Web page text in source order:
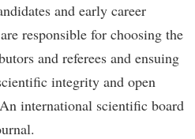
and early career
responsible for choosing the
and referees and ensuing
integrity and open
international scientific board